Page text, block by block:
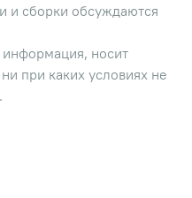
и сборки обсуждаются
информация, носит
при каких условиях не